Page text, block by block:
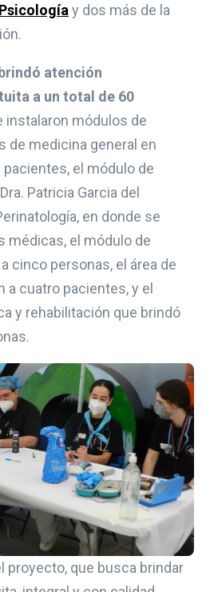
y dos más de la
atención
a un total de 60
instalaron módulos de
de medicina general en
el módulo de
Patricia Garcia del
en donde se
médicas, el módulo de
cinco personas, el área de
a cuatro pacientes, y el
y rehabilitación que brindó
proyecto, que busca brindar